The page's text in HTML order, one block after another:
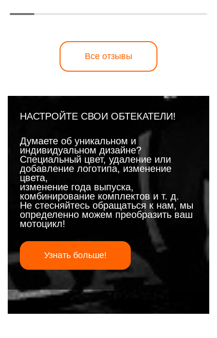
Все отзывы
НАСТРОЙТЕ СВОИ ОБТЕКАТЕЛИ!
Думаете об уникальном и
индивидуальном дизайне?
Специальный цвет, удаление или
добавление логотипа, изменение
цвета,
изменение года выпуска,
комбинирование комплектов и т. д.
Не стесняйтесь обращаться к нам, мы
определенно можем преобразить ваш
мотоцикл!
Узнать больше!